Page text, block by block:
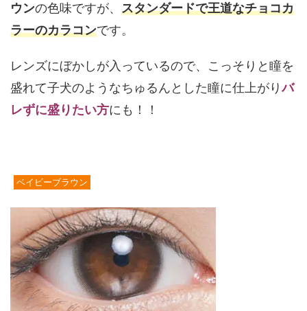
ウンの色味ですが、 スタンダードで王道なチョコカ
ラーのカラコンです。
レンズにぼかしが入っているので、こっそりと瞳を
盛れて子犬のようなちゅるんとした瞳に仕上がりバ
レずに盛りたい方にも！！
ベイビーブラウン